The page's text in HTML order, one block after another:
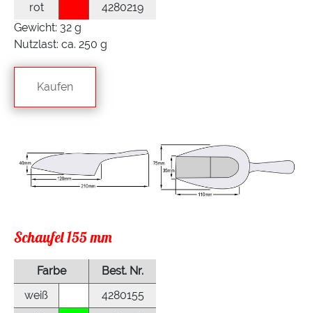
rot
4280219
Gewicht: 32 g
Nutzlast: ca. 250 g
Kaufen
Schaufel 155 mm
Farbe
Best. Nr.
weiß
4280155